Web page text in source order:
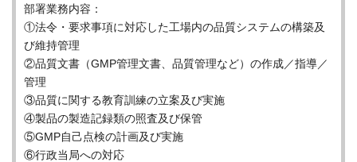
部署業務内容：
①法令・要求事項に対応した工場内の品質システムの構築及
び維持管理
②品質文書（GMP管理文書、品質管理など）の作成／指導／
管理
③品質に関する教育訓練の立案及び実施
④製品の製造記録類の照査及び保管
⑤GMP自己点検の計画及び実施
⑥行政当局への対応